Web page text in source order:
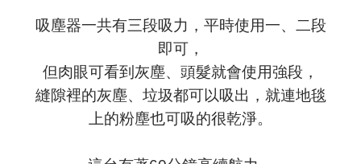
吸塵器一共有三段吸力，平時使用一、二段
即可，
但肉眼可看到灰塵、頭髮就會使用強段，
縫隙裡的灰塵、垃圾都可以吸出，就連地毯
上的粉塵也可吸的很乾淨。